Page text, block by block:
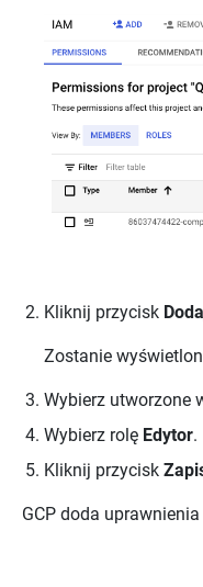
Kliknij przycisk
Zostanie
Wybierz utworzone
Wybierz rolę Edytor.
Kliknij przycisk
GCP doda